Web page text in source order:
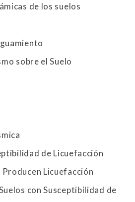
de los suelos
sobre el Suelo
de Licuefacción
Licuefacción
con Susceptibilidad de